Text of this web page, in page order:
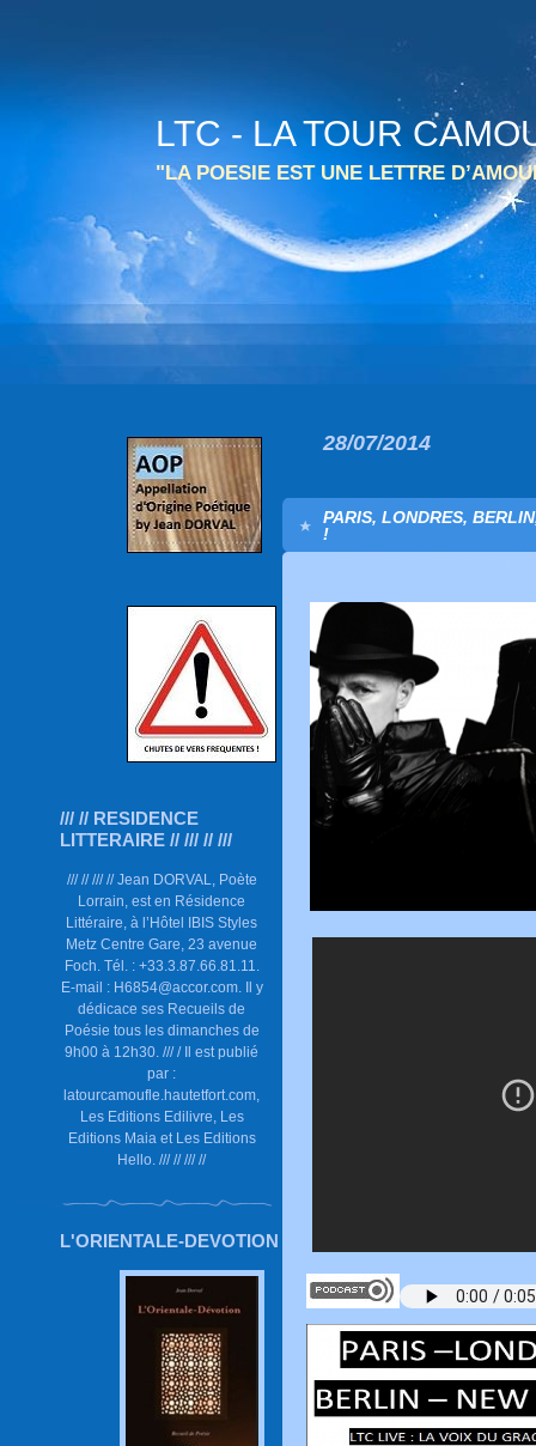
LTC - LA TOUR
"LA POESIE EST UNE LETTRE
/// // RESIDENCE
LITTERAIRE // /// // ///
/// // /// // Jean DORVAL, Poète
Lorrain, est en Résidence
Littéraire, à l’Hôtel IBIS Styles
Metz Centre Gare, 23 avenue
Foch. Tél. : +33.3.87.66.81.11.
E-mail : H6854@accor.com. Il y
dédicace ses Recueils de
Poésie tous les dimanches de
9h00 à 12h30. /// / Il est publié
par :
latourcamoufle.hautetfort.com,
Les Editions Edilivre, Les
Editions Maia et Les Editions
Hello. /// // /// //
L'ORIENTALE-DEVOTION
28/07/2014
PARIS, LONDRES,
!